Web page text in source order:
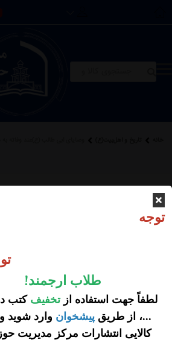
طلاب ارجمند!
لطفاً جهت استفاده از تخفیف کتب
...، از طریق پیشخوان وارد شوید
کالایی انتشارات مرکز مدیریت
وصایای ابی طالب
(ع)عند وفاته به همزاه